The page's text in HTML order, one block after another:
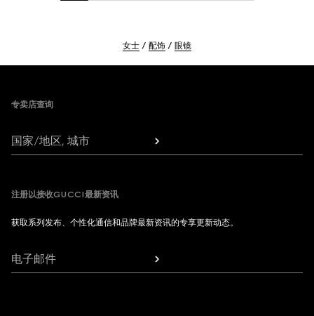
女士 配饰 眼镜
专卖店查询
国家/地区, 城市
注册以接收GUCCI最新资讯
获取系列发布、个性化通信和品牌最新资讯的专享更新动态。
电子邮件